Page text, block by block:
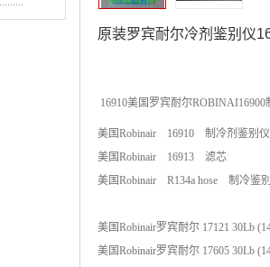
原装罗宾耐尔冷剂鉴别仪
16910美国罗宾耐尔
美国Robinair 16910 制冷剂鉴别仪
美国Robinair 16913 滤芯
美国Robinair R134a hose 制冷鉴
美国Robinair罗宾耐尔 17121 30Lb
美国Robinair罗宾耐尔 17605 30Lb